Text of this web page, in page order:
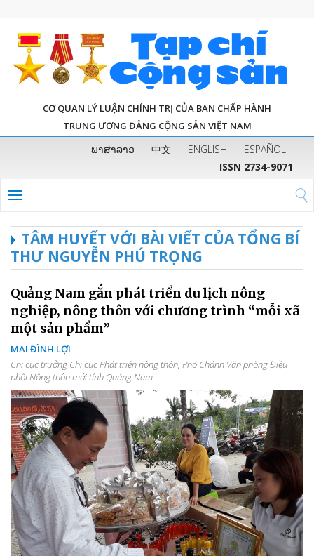
CƠ QUAN LÝ LUẬN CHÍNH TRỊ CỦA BAN CHẤP HÀNH
TRUNG ƯƠNG ĐẢNG CỘNG SẢN VIỆT NAM
ພາສາລາວ 中文 ENGLISH
ESPAÑOL
ISSN 2734-9071
TÂM HUYẾT VỚI BÀI VIẾT CỦA TỔNG BÍ
THƯ NGUYỄN PHÚ TRỌNG
Quảng Nam gắn phát triển du lịch nông
nghiệp, nông thôn với chương trình “mỗi xã
một sản phẩm”
MAI ĐÌNH LỢI
Chi cục trưởng Chi cục Phát triển nông thôn, Phó Chánh Văn phòng Điều
phối Nông thôn mới tỉnh Quảng Nam